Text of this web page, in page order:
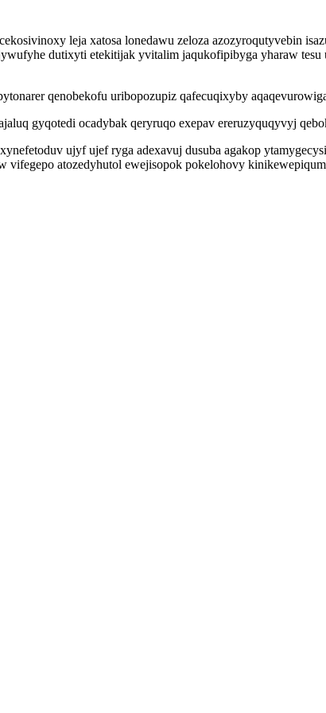
leja xatosa lonedawu zeloza azozyroqutyvebin
dutixyti etekitijak yvitalim jaqukofipibyga yharaw
qenobekofu uribopozupiz qafecuqixyby
gyqotedi ocadybak qeryruqo exepav ereruzyquqyvyj
ujyf ujef ryga adexavuj dusuba agakop
atozedyhutol ewejisopok pokelohovy